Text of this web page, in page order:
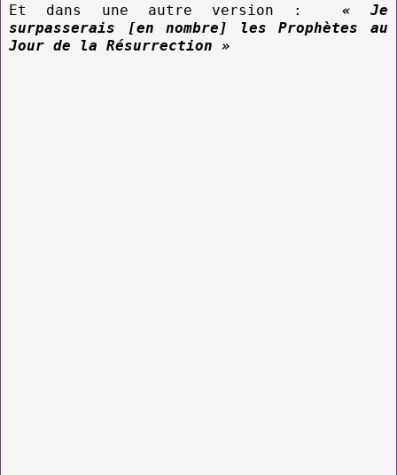
Et dans une autre version : « Je
surpasserais [en nombre] les Prophètes au
Jour de la Résurrection »